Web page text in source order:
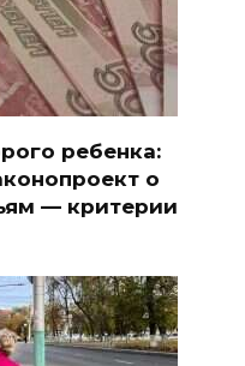
ребенка:
о
— критерии